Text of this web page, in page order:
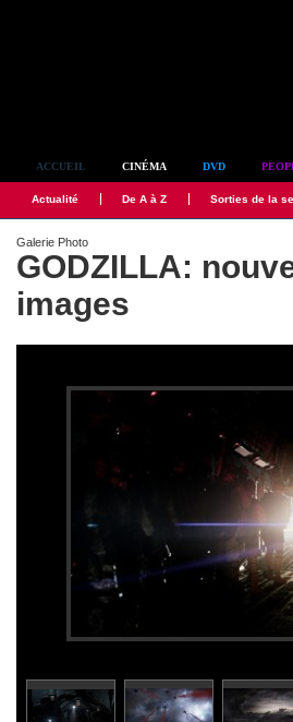
ACCUEIL CINÉMA DVD
Actualité De A à Z Sorties de la
Galerie Photo
GODZILLA:
images